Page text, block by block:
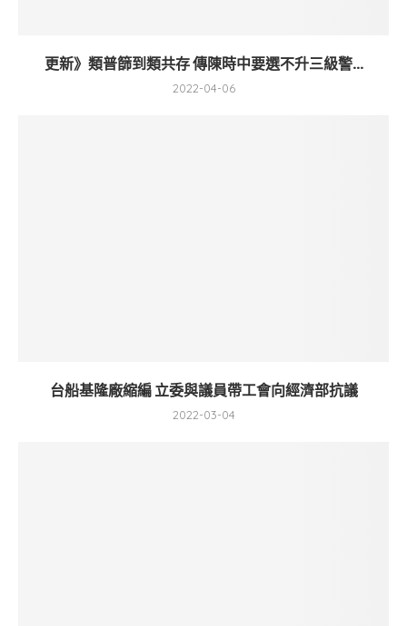
更新》類普篩到類共存 傳陳時中要選不升三級警...
2022-04-06
台船基隆廠縮編 立委與議員帶工會向經濟部抗議
2022-03-04